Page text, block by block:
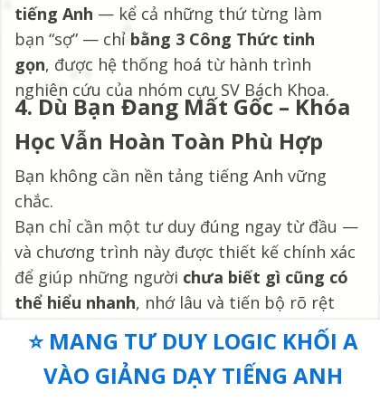
tiếng Anh — kể cả những thứ từng làm
bạn “sợ” — chỉ bằng 3 Công Thức tinh
gọn, được hệ thống hoá từ hành trình
nghiên cứu của nhóm cựu SV Bách Khoa.
4. Dù Bạn Đang Mất Gốc – Khóa
Học Vẫn Hoàn Toàn Phù Hợp
Bạn không cần nền tảng tiếng Anh vững
chắc.
Bạn chỉ cần một tư duy đúng ngay từ đầu —
và chương trình này được thiết kế chính xác
để giúp những người chưa biết gì cũng có
thể hiểu nhanh, nhớ lâu và tiến bộ rõ rệt
⭐ MANG TƯ DUY LOGIC KHỐI A
VÀO GIẢNG DẠY TIẾNG ANH